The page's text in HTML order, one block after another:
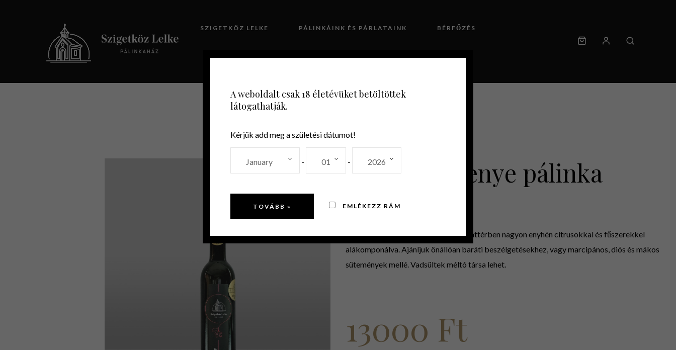
SZIGETKÖZ LELKE PÁLINKÁINK ÉS PÁRLATAINK BÉRFŐZÉS
Feketeberkenye pálinka
Kerek, marcipános földes jegyek, a háttérben nagyon enyhén citrusokkal és fűszerekkel
alákomponálva. Ajánljuk önállóan baráti beszélgetésekhez, vagy marcipános, diós és mákos
sütemények mellé. Vadsültek méltó társa lehet.
13000 Ft
A weboldalt csak 18 életévüket betöltöttek
látogathatják.
Kérjük add meg a születési dátumot!
- -
EMLÉKEZZ RÁM